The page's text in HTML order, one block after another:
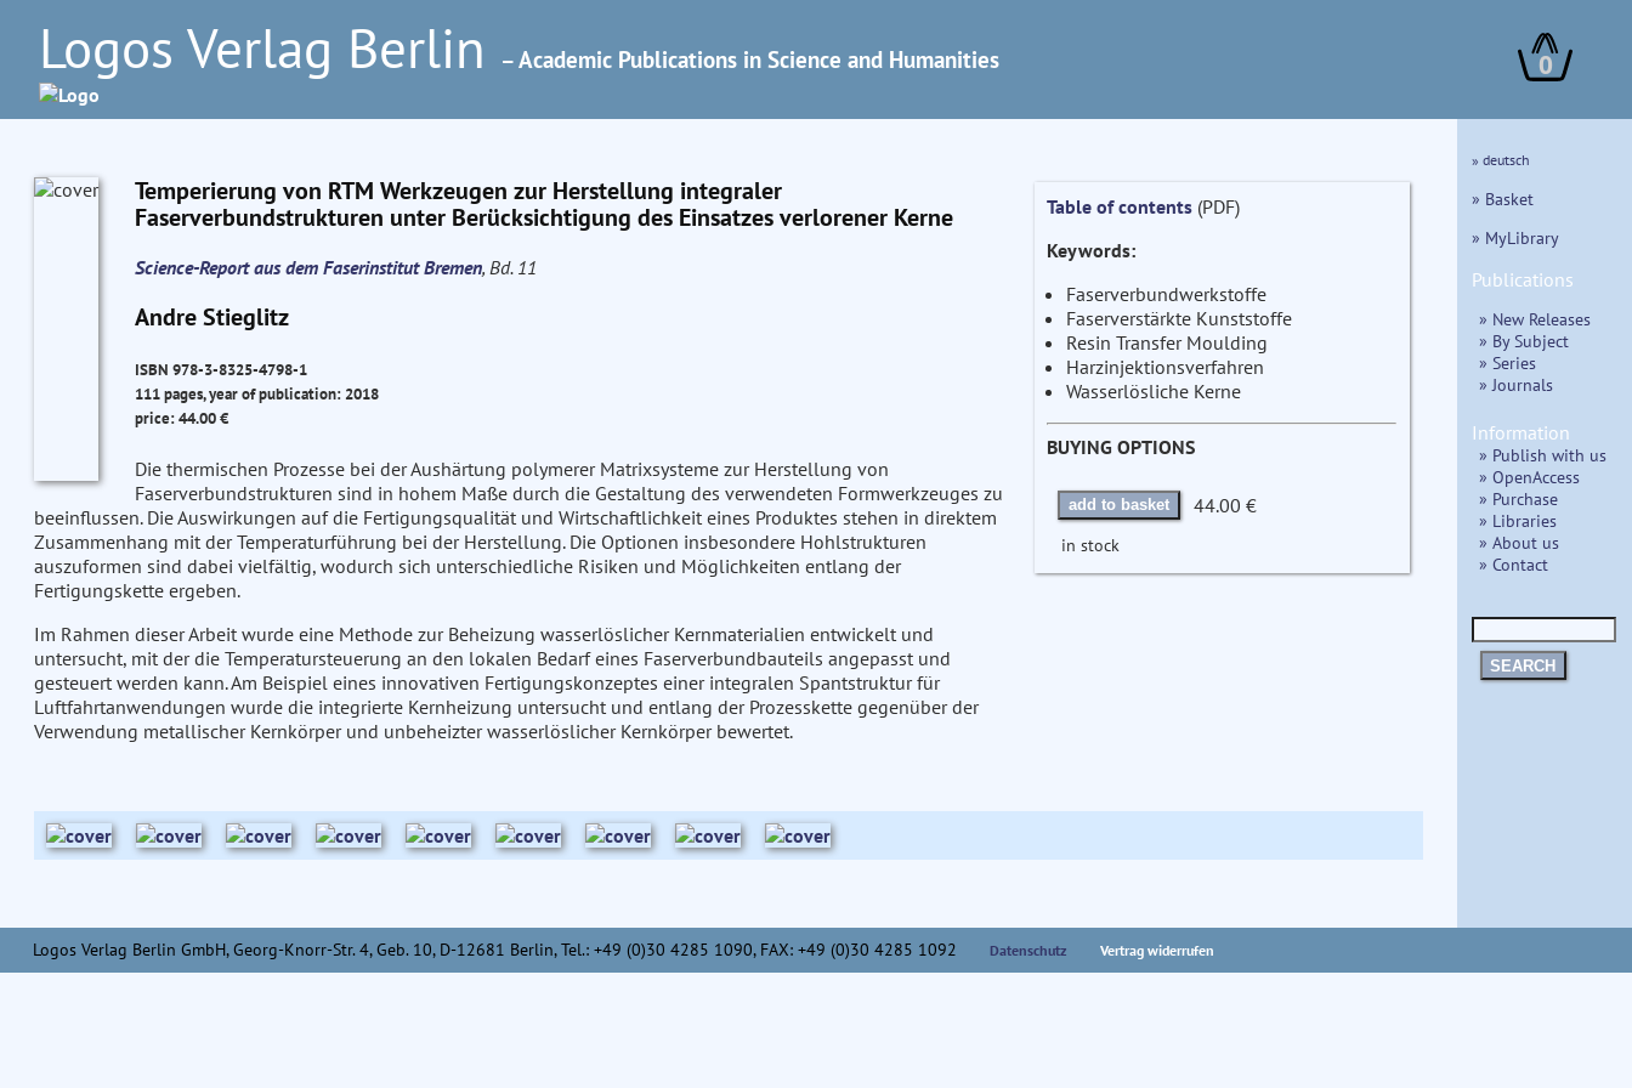
Logos Verlag Berlin – Academic Publications in Science and Humanities 0
Temperierung von RTM Werkzeugen zur Herstellung integraler
Faserverbundstrukturen unter Berücksichtigung des Einsatzes verlorener Kerne
Science-Report aus dem Faserinstitut Bremen, Bd. 11
Andre Stieglitz
ISBN 978-3-8325-4798-1
111 pages, year of publication: 2018
price: 44.00 €
Die thermischen Prozesse bei der Aushärtung polymerer Matrixsysteme zur Herstellung von
Faserverbundstrukturen sind in hohem Maße durch die Gestaltung des verwendeten Formwerkzeuges zu
beeinflussen. Die Auswirkungen auf die Fertigungsqualität und Wirtschaftlichkeit eines Produktes stehen in direktem
Zusammenhang mit der Temperaturführung bei der Herstellung. Die Optionen insbesondere Hohlstrukturen
auszuformen sind dabei vielfältig, wodurch sich unterschiedliche Risiken und Möglichkeiten entlang der
Fertigungskette ergeben.
Im Rahmen dieser Arbeit wurde eine Methode zur Beheizung wasserlöslicher Kernmaterialien entwickelt und
untersucht, mit der die Temperatursteuerung an den lokalen Bedarf eines Faserverbundbauteils angepasst und
gesteuert werden kann. Am Beispiel eines innovativen Fertigungskonzeptes einer integralen Spantstruktur für
Luftfahrtanwendungen wurde die integrierte Kernheizung untersucht und entlang der Prozesskette gegenüber der
Verwendung metallischer Kernkörper und unbeheizter wasserlöslicher Kernkörper bewertet.
Table of contents(PDF)
Keywords:
Faserverbundwerkstoffe
Faserverstärkte Kunststoffe
Resin Transfer Moulding
Harzinjektionsverfahren
Wasserlösliche Kerne
BUYING OPTIONS
add to basket 44.00 €
in stock
» deutsch
» Basket
» MyLibrary
Publications
» New Releases
» By Subject
» Series
» Journals
Information
» Publish with us
» OpenAccess
» Purchase
» Libraries
» About us
» Contact
SEARCH
Logos Verlag Berlin GmbH, Georg-Knorr-Str. 4, Geb. 10, D-12681 Berlin, Tel.: +49 (0)30 4285 1090, FAX: +49 (0)30 4285 1092 Datenschutz Vertrag widerrufen